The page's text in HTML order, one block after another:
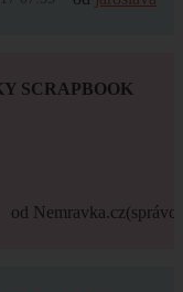
SCRAPBOOK
od Nemravka.cz